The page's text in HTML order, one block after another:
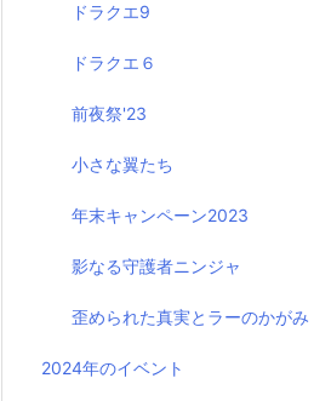
ドラクエ9
ドラクエ６
前夜祭'23
小さな翼たち
年末キャンペーン2023
影なる守護者ニンジャ
歪められた真実とラーのかがみ
2024年のイベント